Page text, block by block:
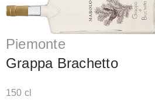
Piemonte
Grappa Brachetto
150 cl